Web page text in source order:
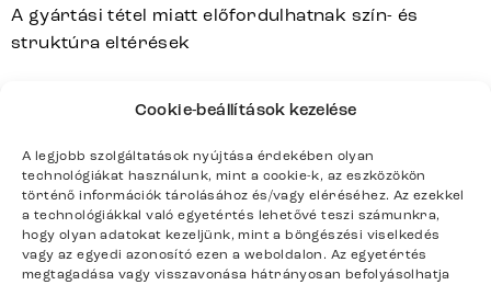
Cookie-beállítások kezelése
A legjobb szolgáltatások nyújtása érdekében olyan
technológiákat használunk, mint a cookie-k, az eszközökön
történő információk tárolásához és/vagy eléréséhez. Az ezekkel
a technológiákkal való egyetértés lehetővé teszi számunkra,
hogy olyan adatokat kezeljünk, mint a böngészési viselkedés
vagy az egyedi azonosító ezen a weboldalon. Az egyetértés
megtagadása vagy visszavonása hátrányosan befolyásolhatja
A gyártási tétel miatt előfordulhatnak szín- és
struktúra eltérések
Sorozat
YAGO-
FLEX
Teljes sorozat részletei